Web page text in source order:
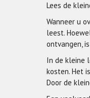
Lees de
Wanneer u
leest.
ontvangen,
In de kleine
kosten. Het
Door de